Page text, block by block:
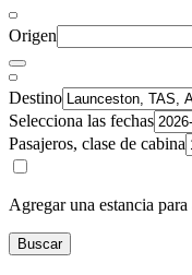
Origen
Destino
Selecciona las fechas
Pasajeros, clase de cabina
Agregar una estancia
Buscar